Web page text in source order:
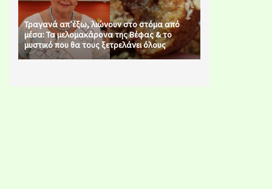
Τραγανά απ’έξω, λιώνουν στο στόμα από
μέσα: Τα μελομακάρονα της Βέφας & το
μυστικό που θα τους ξετρελάνει όλους